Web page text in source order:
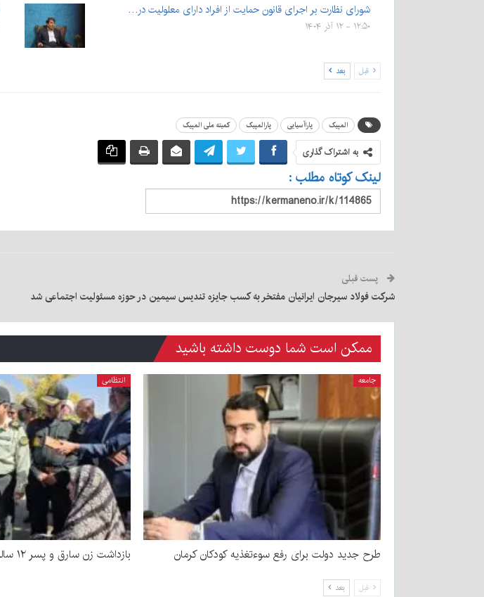
شورای نظارت بر اجرای قانون حمایت از افراد دارای معلولیت در…
۱۲:۵۰ - ۱۲ آذر ۱۴۰۴
قبل بعد
المپیک پاراآسیایی پارالمپیک کمیته ملی المپیک
به اشتراک گذاری
لینک کوتاه مطلب :
پست قبلی
شرکت فولاد سیرجان ایرانیان مفتخر به کسب جایزه تندیس سیمین در حوزه مسئولیت اجتماعی شد
ممکن است شما دوست داشته باشید
جامعه
طرح جدید دولت برای رفع سوءتغذیه کودکان کرمان
انتظامی
بازداشت زن سارق و پسر ۱۲ ساله‌اش در کرمان
قبل بعد